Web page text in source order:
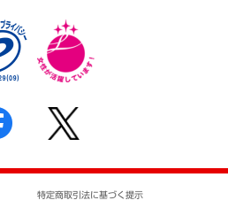
の手続きについて
特定商取引法に基づく提示